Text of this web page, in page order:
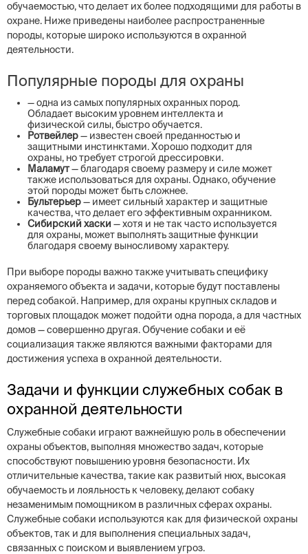
обучаемостью, что делает их более подходящими для работы в
охране. Ниже приведены наиболее распространенные
породы, которые широко используются в охранной
деятельности.
Популярные породы для охраны
— одна из самых популярных охранных пород.
Обладает высоким уровнем интеллекта и
физической силы, быстро обучается.
Ротвейлер— известен своей преданностью и
защитными инстинктами. Хорошо подходит для
охраны, но требует строгой дрессировки.
Маламут— благодаря своему размеру и силе может
также использоваться для охраны. Однако, обучение
этой породы может быть сложнее.
Бультерьер— имеет сильный характер и защитные
качества, что делает его эффективным охранником.
Сибирский хаски — хотя и не так часто используется
для охраны, может выполнять защитные функции
благодаря своему выносливому характеру.
При выборе породы важно также учитывать специфику
охраняемого объекта и задачи, которые будут поставлены
перед собакой. Например, для охраны крупных складов и
торговых площадок может подойти одна порода, а для частных
домов — совершенно другая. Обучение собаки и её
социализация также являются важными факторами для
достижения успеха в охранной деятельности.
Задачи и функции служебных собак в
охранной деятельности
Служебные собаки играют важнейшую роль в обеспечении
охраны объектов, выполняя множество задач, которые
способствуют повышению уровня безопасности. Их
отличительные качества, такие как развитый нюх, высокая
обучаемость и лояльность к человеку, делают собаку
незаменимым помощником в различных сферах охраны.
Служебные собаки используются как для физической охраны
объектов, так и для выполнения специальных задач,
связанных с поиском и выявлением угроз.